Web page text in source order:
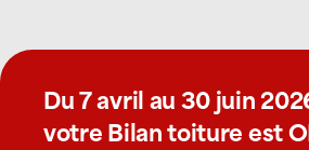
Du 7 avril au 30 juin
votre Bilan toiture est